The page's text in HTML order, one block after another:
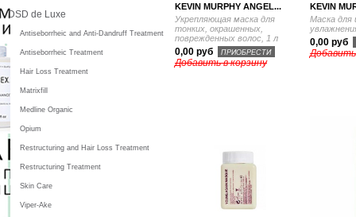
KEVIN MURPHY ANGEL...
Укрепляющая маска для
тонких, окрашенных,
поврежденных волос, 1 л
0,00 руб ПРИОБРЕСТИ
Добавить в корзину
KEVIN
Маска для
0,00 руб
Добавить
DSD de Luxe
Antiseborrheic and Anti-Dandruff Treatment
Antiseborrheic Treatment
Hair Loss Treatment
Matrixfill
Medline Organic
Opium
Restructuring and Hair Loss Treatment
Restructuring Treatment
Skin Care
Viper-Ake